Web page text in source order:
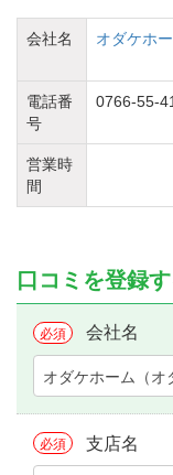
会社名 オダケホ
電話番
号
0766-55-
営業時
間
口コミを登録
必須 会社名
オダケホーム（オ
必須 支店名